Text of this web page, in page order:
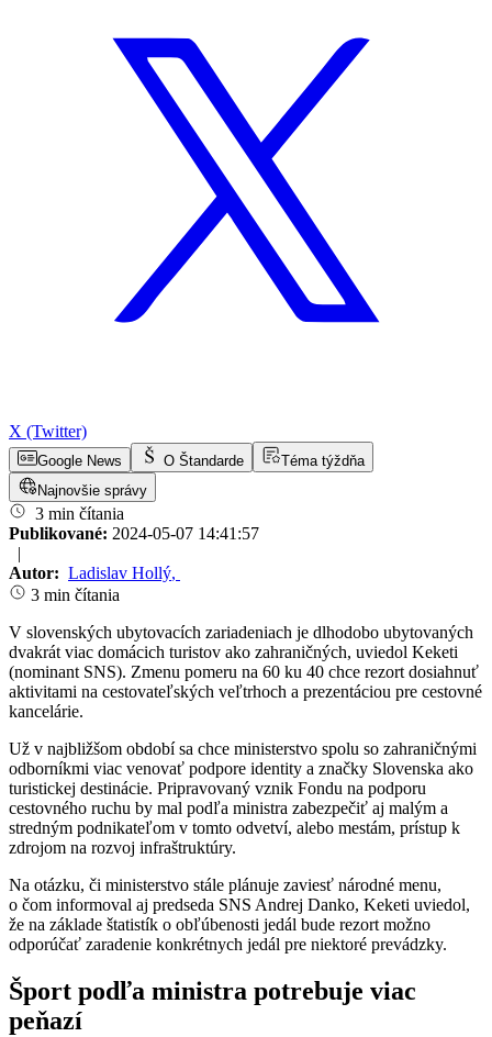
X (Twitter)
Google News O Štandarde
Téma týždňa
Najnovšie správy
3 min čítania
Publikované: 2024-05-07 14:41:57
|
Autor: Ladislav Hollý,
3 min čítania
V slovenských ubytovacích zariadeniach je dlhodobo ubytovaných
dvakrát viac domácich turistov ako zahraničných, uviedol Keketi
(nominant SNS). Zmenu pomeru na 60 ku 40 chce rezort dosiahnuť
aktivitami na cestovateľských veľtrhoch a prezentáciou pre cestovné
kancelárie.
Už v najbližšom období sa chce ministerstvo spolu so zahraničnými
odborníkmi viac venovať podpore identity a značky Slovenska ako
turistickej destinácie. Pripravovaný vznik Fondu na podporu
cestovného ruchu by mal podľa ministra zabezpečiť aj malým a
stredným podnikateľom v tomto odvetví, alebo mestám, prístup k
zdrojom na rozvoj infraštruktúry.
Na otázku, či ministerstvo stále plánuje zaviesť národné menu,
o čom informoval aj predseda SNS Andrej Danko, Keketi uviedol,
že na základe štatistík o obľúbenosti jedál bude rezort možno
odporúčať zaradenie konkrétnych jedál pre niektoré prevádzky.
Šport podľa ministra potrebuje viac
peňazí